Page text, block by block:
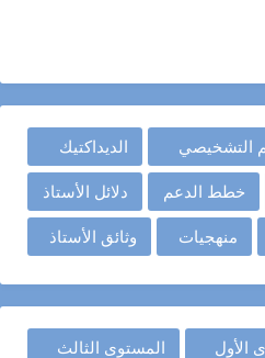
التشخيصي الديداكتيك
خطط الدعم دلائل الأستاذ
منهجيات وثائق الأستاذ
الأول المستوى الثالث